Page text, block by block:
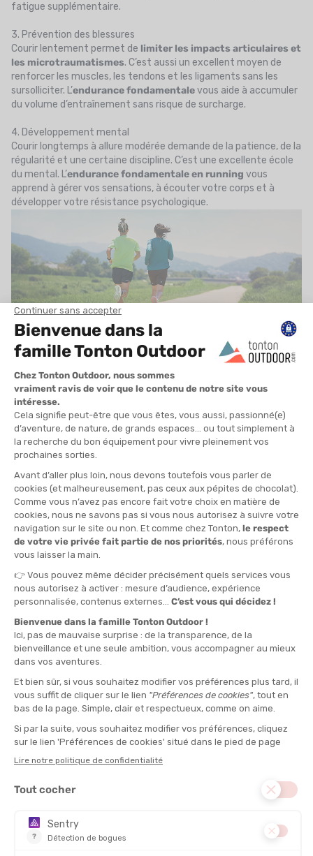
fatigue supplémentaire.
3. Prévention des blessures
Courir lentement permet de limiter les impacts articulaires et
les microtraumatismes. C’est aussi un excellent moyen de
renforcer les muscles, les tendons et les ligaments sans les
sursolliciter. L’endurance fondamentalevous aide à accumuler
du volume d’entraînement sans risque de surcharge.
4. Développement mental
Courir longtemps à allure modérée demande de la patience, de la
régularité et une certaine discipline. C’est une excellente école
du mental. L’endurance fondamentale en running vous
apprend à gérer vos sensations, à écouter votre corps et à
développer votre résistance psychologique.
Comment connaître sa zone d’endurance fondamentale ?
Pour progresser efficacement, il faut savoir à quelle intensité
courir. Voici plusieurs méthodes pour identifier votre zone
d’endurance.
1. La méthode de la fréquence cardiaque
La plus fiable consiste à utiliser uncardiofréquencemètre.
L’endurance fondamentale se situeentre 60 et 75 % de votre
FCM(fréquence cardiaque maximale). Exemple : si votre FCM
est de 190 bpm, courez entre 115 et 140 bpm. C’est simple,
précis et adaptable.
2. Le test de la parole
Une méthode empirique mais efficace :si vous pouvez parler
en courant, sans être essoufflé, vous êtes dans la bonne zone.
Si vous haletez ou que vous devez reprendre votre souffle
toutes les deux phrases, vous êtes trop rapide.
3. La perception de l’effort (RPE)
Sur une échelle de 1 à 10, votre effort doit être compris
confortable et durable. Lesmontres connectées
intègrent souvent cette notion pour vous aider à suivre votre
intensité.
Les erreurs les plus fréquentes
Beaucoup de coureurs pensent qu’ils progressent en courant
vite, tout le temps. C’est une erreur classique qui mène souvent
à la stagnation ou à la blessure.
Courir trop vite : votre allure d’endurance doit être lente, même
si vous avez l’impression de "vous traîner".
séances lentes et rapides, le corps s’épuise.
sur plusieurs semaines, pas du jour au lendemain.